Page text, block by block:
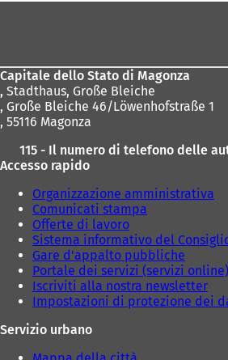
Capitale dello Stato di Magonza
, Stadthaus, Große Bleiche
, Große Bleiche 46/Löwenhofstraße 1
, 55116 Magonza
115 - Il numero di telefono delle
Accesso rapido
Organizzazione amministrativa
Comunicati stampa
Offerte di lavoro
Sistema informativo del
Gare d'appalto pubbliche
Portale dei servizi (servizi online)
Iscriviti alla nostra newsletter
Impostazioni di protezione dei
Servizio urbano